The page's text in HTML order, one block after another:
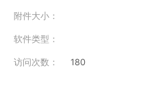
附件大小：
软件类型：
访问次数： 180